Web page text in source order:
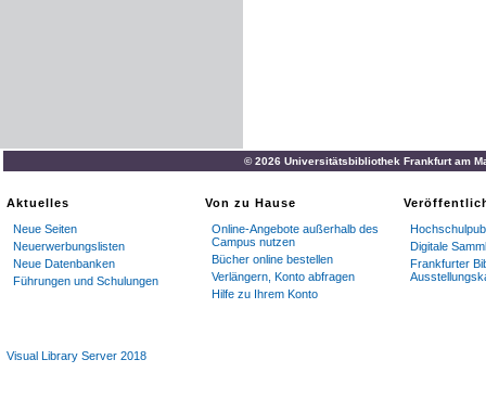
© 2026 Universitätsbibliothek Frankfurt am
Aktuelles
Neue Seiten
Neuerwerbungslisten
Neue Datenbanken
Führungen und Schulungen
Von zu Hause
Online-Angebote außerhalb des
Campus nutzen
Bücher online bestellen
Verlängern, Konto abfragen
Hilfe zu Ihrem Konto
Digitale
Frankfurter
Visual Library Server 2018